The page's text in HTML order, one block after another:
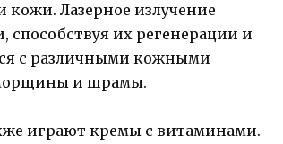
Лазерное излучение
способствуя их регенерации и
с различными кожными
и шрамы.
играют кремы с витаминами.